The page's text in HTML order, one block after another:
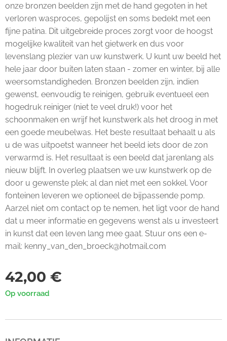
onze bronzen beelden zijn met de hand gegoten in het
verloren wasproces, gepolijst en soms bedekt met een
fijne patina. Dit uitgebreide proces zorgt voor de hoogst
mogelijke kwaliteit van het gietwerk en dus voor
levenslang plezier van uw kunstwerk. U kunt uw beeld het
hele jaar door buiten laten staan - zomer en winter, bij alle
weersomstandigheden. Bronzen beelden zijn, indien
gewenst, eenvoudig te reinigen, gebruik eventueel een
hogedruk reiniger (niet te veel druk!) voor het
schoonmaken en wrijf het kunstwerk als het droog in met
een goede meubelwas. Het beste resultaat behaalt u als
u de was uitpoetst wanneer het beeld iets door de zon
verwarmd is. Het resultaat is een beeld dat jarenlang als
nieuw blijft. In overleg plaatsen we uw kunstwerk op de
door u gewenste plek; al dan niet met een sokkel. Voor
fonteinen leveren we optioneel de bijpassende pomp.
Aarzel niet om contact op te nemen, het ligt voor de hand
dat u meer informatie en gegevens wenst als u investeert
in kunst dat een leven lang mee gaat. Stuur ons een e-
mail: kenny_van_den_broeck@hotmail.com
42,00 €
Op voorraad